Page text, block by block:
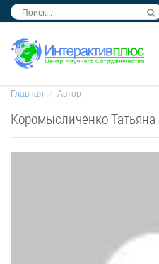
Главная Автор
Коромысличенко